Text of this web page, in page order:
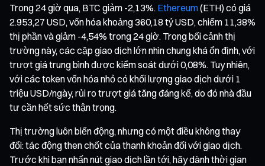
Trong 24 giờ qua, BTC giảm -2,13%. Ethereum(ETH) có giá
2.953,27 USD, vốn hóa khoảng 360,18 tỷ USD, chiếm 11,38%
thị phần và giảm -4,54% trong 24 giờ. Trong bối cảnh thị
trường này, các cặp giao dịch lớn nhìn chung khá ổn định, với
trượt giá trung bình được kiểm soát dưới 0,08%. Tuy nhiên,
với các token vốn hóa nhỏ có khối lượng giao dịch dưới 1
triệu USD/ngày, rủi ro trượt giá tăng đáng kể, do đó nhà đầu
tư cần hết sức thận trọng.
Thị trường luôn biến động, nhưng có một điều không thay
đổi: tác động then chốt của thanh khoản đối với giao dịch.
Trước khi bạn nhấn nút giao dịch lần tới, hãy dành thời gian